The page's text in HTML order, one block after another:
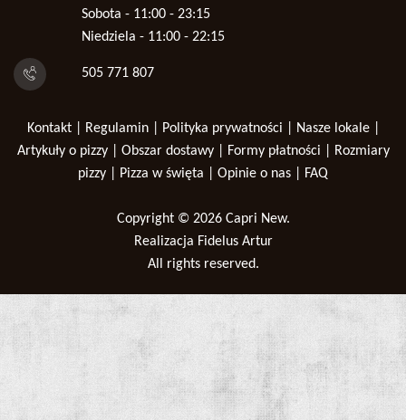
Sobota - 11:00 - 23:15
Niedziela - 11:00 - 22:15
505 771 807
Kontakt| Regulamin| Polityka prywatności Nasze lokale|
Artykuły o pizzy| Obszar dostawy| Formy płatności
Rozmiary
pizzy
Pizza w święta Opinie o nas FAQ
Copyright © 2026 Capri New.
Realizacja Fidelus Artur
All rights reserved.